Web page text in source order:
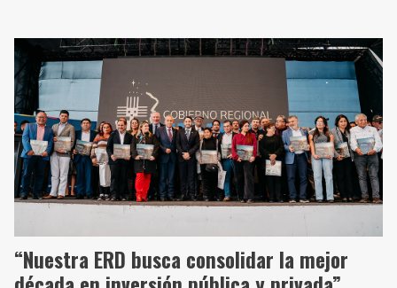
“Nuestra ERD busca consolidar la mejor